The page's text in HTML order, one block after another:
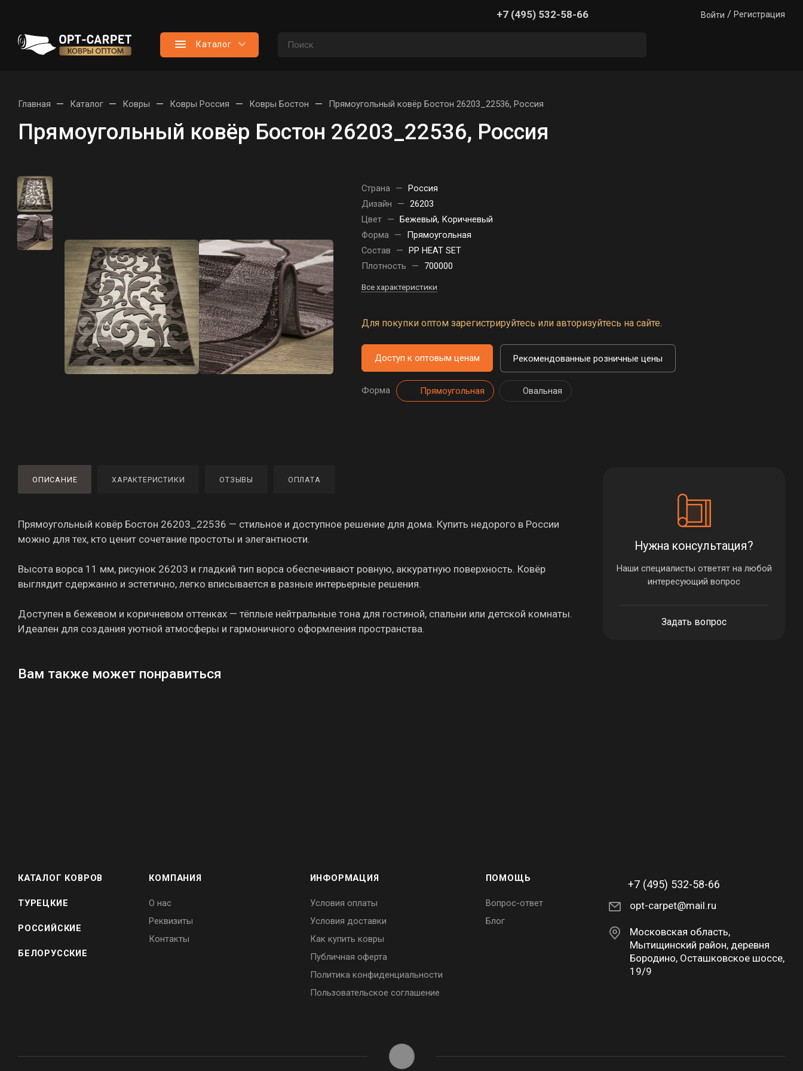
+7 (495) 532-58-66 Войти / Регистрация
Каталог
Главная — Каталог — Ковры — Ковры Россия — Ковры Бостон — Прямоугольный ковёр Бостон 26203_22536, Россия
Прямоугольный ковёр Бостон 26203_22536, Россия
Страна — Россия
Дизайн
— 26203
Цвет — Бежевый, Коричневый
Форма —
Прямоугольная
Состав
— PP HEAT SET
Плотность
— 700000
Все характеристики
Для покупки оптом зарегистрируйтесь или авторизуйтесь на сайте.
Доступ к оптовым ценам Рекомендованные розничные цены
Форма Прямоугольная Овальная
ОПИСАНИЕ ХАРАКТЕРИСТИКИ ОТЗЫВЫ ОПЛАТА
Прямоугольный ковёр Бостон 26203_22536 — стильное и доступное решение для дома. Купить недорого в России
можно для тех, кто ценит сочетание простоты и элегантности.
Высота ворса 11 мм, рисунок 26203 и гладкий тип ворса обеспечивают ровную, аккуратную поверхность. Ковёр
выглядит сдержанно и эстетично, легко вписывается в разные интерьерные решения.
Доступен в бежевом и коричневом оттенках — тёплые нейтральные тона для гостиной, спальни или детской комнаты.
Идеален для создания уютной атмосферы и гармоничного оформления пространства.
Вам также может понравиться
Нужна консультация?
Наши специалисты ответят на любой
интересующий вопрос
Задать вопрос
КАТАЛОГ КОВРОВ
ТУРЕЦКИЕ
РОССИЙСКИЕ
БЕЛОРУССКИЕ
КОМПАНИЯ
О нас
Реквизиты
Контакты
ИНФОРМАЦИЯ
Условия оплаты
Условия доставки
Как купить ковры
Публичная оферта
Политика конфиденциальности
Пользовательское соглашение
ПОМОЩЬ
Вопрос-ответ
Блог
+7 (495) 532-58-66
opt-carpet@mail.ru
Московская область,
Мытищинский район, деревня
Бородино, Осташковское шоссе,
19/9